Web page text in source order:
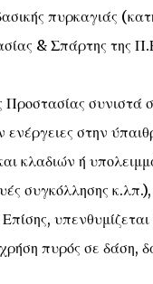
πυρκαγιάς
& Σπάρτης της
συνιστά
ενέργειες στην
κλαδιών ή
συγκόλλησης
υπενθυμίζεται
πυρός σε δάση,